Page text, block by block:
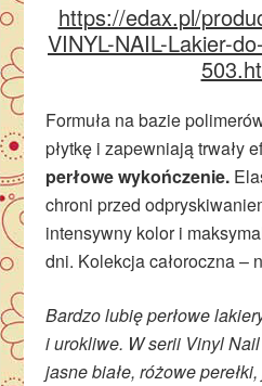
https://edax.pl/
VINYL-NAIL-Lakier-
Formuła na bazie
płytkę i zapewniają trwały
perłowe wykończenie.
chroni przed
intensywny kolor i
dni. Kolekcja całoroczna –
Bardzo lubię perłowe
i urokliwe. W serii Vinyl
jasne białe, różowe